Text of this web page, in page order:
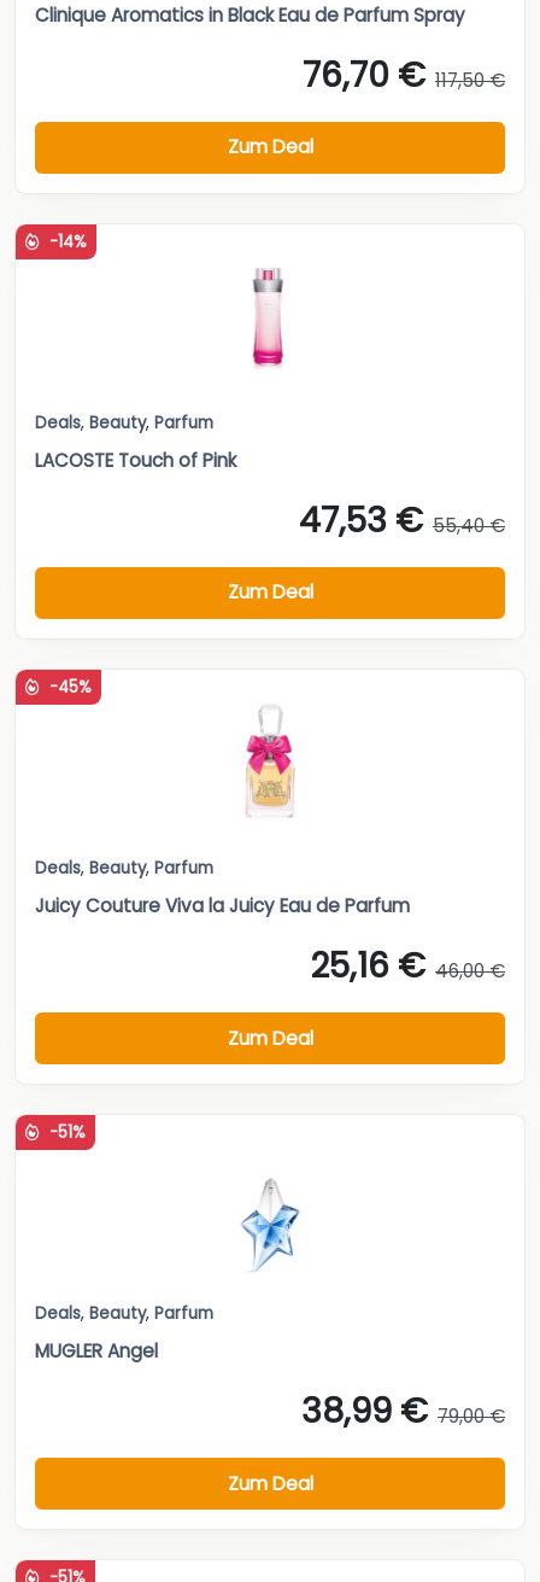
Clinique Aromatics in Black Eau de Parfum Spray
76,70 € 117,50 €
Zum Deal
-14%
Deals, Beauty, Parfum
LACOSTE Touch of Pink
47,53 € 55,40 €
Zum Deal
-45%
Deals, Beauty, Parfum
Juicy Couture Viva la Juicy Eau de Parfum
25,16 € 46,00 €
Zum Deal
-51%
Deals, Beauty, Parfum
MUGLER Angel
38,99 € 79,00 €
Zum Deal